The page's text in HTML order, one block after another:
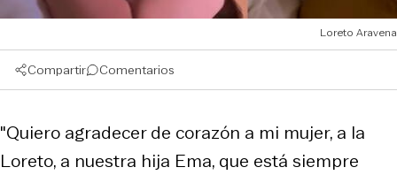
Loreto Aravena
Compartir Comentarios
"Quiero agradecer de corazón a mi mujer, a la
Loreto, a nuestra hija Ema, que está siempre